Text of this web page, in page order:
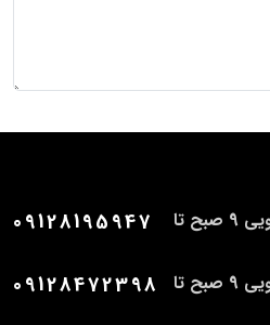
کارشناس فروش (پاسخگویی 9 صبح تا
09128195947
کارشناس فروش (پاسخگویی 9 صبح تا
09128472398